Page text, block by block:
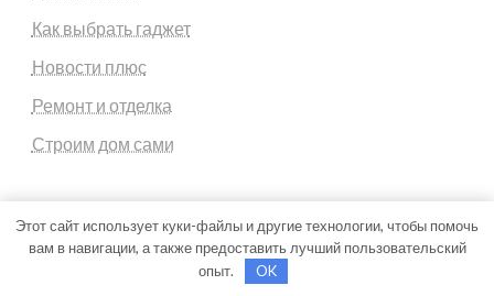
Как выбрать гаджет
Новости плюс
Ремонт и отделка
Строим дом сами
Theme by Silk Themes
Этот сайт использует куки-файлы и другие технологии, чтобы помочь
вам в навигации, а также предоставить лучший пользовательский
опыт.
OK